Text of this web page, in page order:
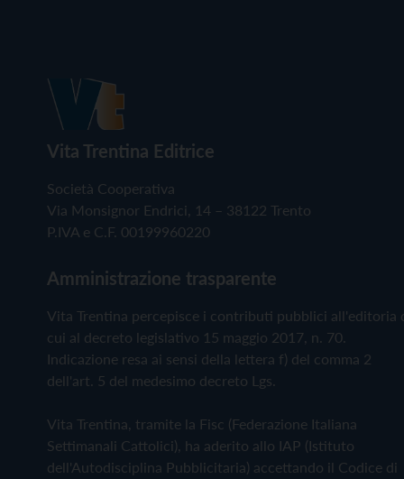
Vita Trentina Editrice
Società Cooperativa
Via Monsignor Endrici, 14 – 38122 Trento
P.IVA e C.F. 00199960220
Amministrazione trasparente
Vita Trentina percepisce i contributi pubblici all'editoria
cui al decreto legislativo 15 maggio 2017, n. 70.
Indicazione resa ai sensi della lettera f) del comma 2
dell'art. 5 del medesimo decreto Lgs.
Vita Trentina, tramite la Fisc (Federazione Italiana
Settimanali Cattolici), ha aderito allo IAP (Istituto
dell'Autodisciplina Pubblicitaria) accettando il Codice di